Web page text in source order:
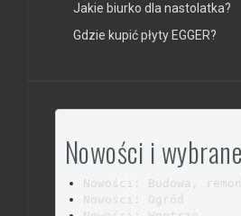
Jakie biurko dla nastolatka?
Gdzie kupić płyty EGGER?
Nowości i
Nowości: Budowa,
Nowości: Ogród